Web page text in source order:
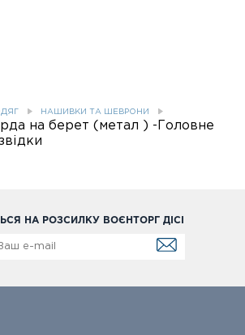
НАШИВКИ ТА ШЕВРОНИ
на берет (метал ) -Головне
НА РОЗСИЛКУ ВОЄНТОРГ ДІСІ